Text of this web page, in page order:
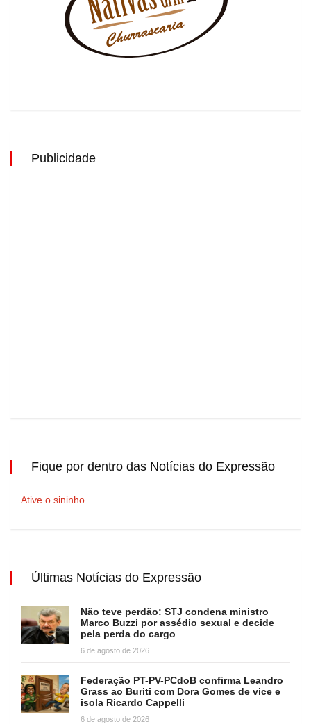
Publicidade
Fique por dentro das Notícias do Expressão
Ative o sininho
Últimas Notícias do Expressão
Não teve perdão: STJ condena ministro
Marco Buzzi por assédio sexual e decide
pela perda do cargo
6 de agosto de 2026
Federação PT-PV-PCdoB confirma Leandro
Grass ao Buriti com Dora Gomes de vice e
isola Ricardo Cappelli
6 de agosto de 2026